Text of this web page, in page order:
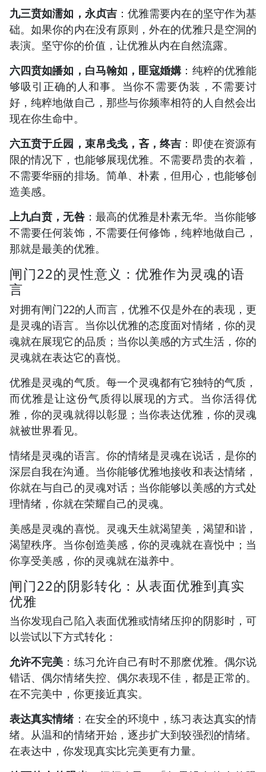
九三贲如濡如，永贞吉：优雅需要内在的坚守作为基
础。如果你的内在没有原则，外在的优雅只是空洞的
表演。坚守你的价值，让优雅从内在自然流露。
六四贲如皤如，白马翰如，匪寇婚媾：纯粹的优雅能
够吸引正确的人和事。当你不需要伪装，不需要讨
好，纯粹地做自己，那些与你频率相符的人自然会出
现在你生命中。
六五贲于丘园，束帛戋戋，吝，终吉 ：即使在资源有
限的情况下，也能够展现优雅。不需要昂贵的衣着，
不需要华丽的排场。简单、朴素，但用心，也能够创
造美感。
上九白贲，无咎：最高的优雅是朴素无华。当你能够
不需要任何装饰，不需要任何修饰，纯粹地做自己，
那就是最美的优雅。
闸门22的灵性意义：优雅作为灵魂的语
言
对拥有闸门22的人而言，优雅不仅是外在的表现，更
是灵魂的语言。当你以优雅的态度面对情绪，你的灵
魂就在展现它的品质；当你以美感的方式生活，你的
灵魂就在表达它的喜悦。
优雅是灵魂的气质。每一个灵魂都有它独特的气质，
而优雅是让这份气质得以展现的方式。当你活得优
雅，你的灵魂就得以彰显；当你表达优雅，你的灵魂
就被世界看见。
情绪是灵魂的语言。你的情绪是灵魂在说话，是你的
深层自我在沟通。当你能够优雅地接收和表达情绪，
你就在与自己的灵魂对话；当你能够以美感的方式处
理情绪，你就在荣耀自己的灵魂。
美感是灵魂的喜悦。灵魂天生就渴望美，渴望和谐，
渴望秩序。当你创造美感，你的灵魂就在喜悦中；当
你享受美感，你的灵魂就在滋养中。
闸门22的阴影转化：从表面优雅到真实
优雅
当你发现自己陷入表面优雅或情绪压抑的阴影时，可
以尝试以下方式转化：
允许不完美 ：练习允许自己有时不那麽优雅。偶尔说
错话、偶尔情绪失控、偶尔表现不佳，都是正常的。
在不完美中，你更接近真实。
表达真实情绪：在安全的环境中，练习表达真实的情
绪。从温和的情绪开始，逐步扩大到较强烈的情绪。
在表达中，你发现真实比完美更有力量。